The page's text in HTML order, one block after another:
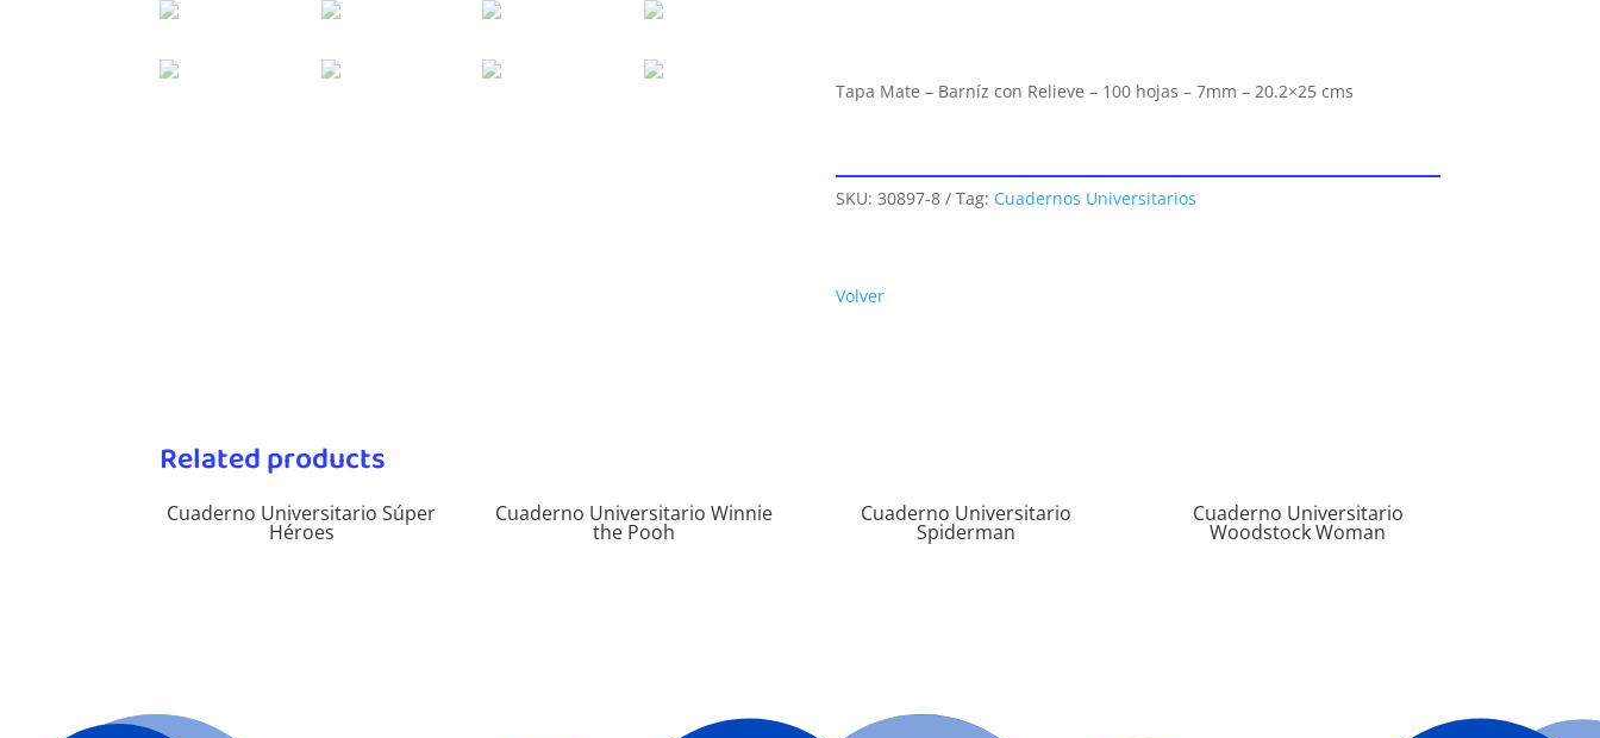
Tapa Mate – Barníz con Relieve – 100 hojas – 7mm – 20.2×25 cms
SKU: 30897-8 Tag: Cuadernos Universitarios
Volver
Related products
Cuaderno Universitario Súper
Héroes
Cuaderno Universitario Winnie
the Pooh
Cuaderno Universitario
Spiderman
Cuaderno Universitario
Woodstock Woman